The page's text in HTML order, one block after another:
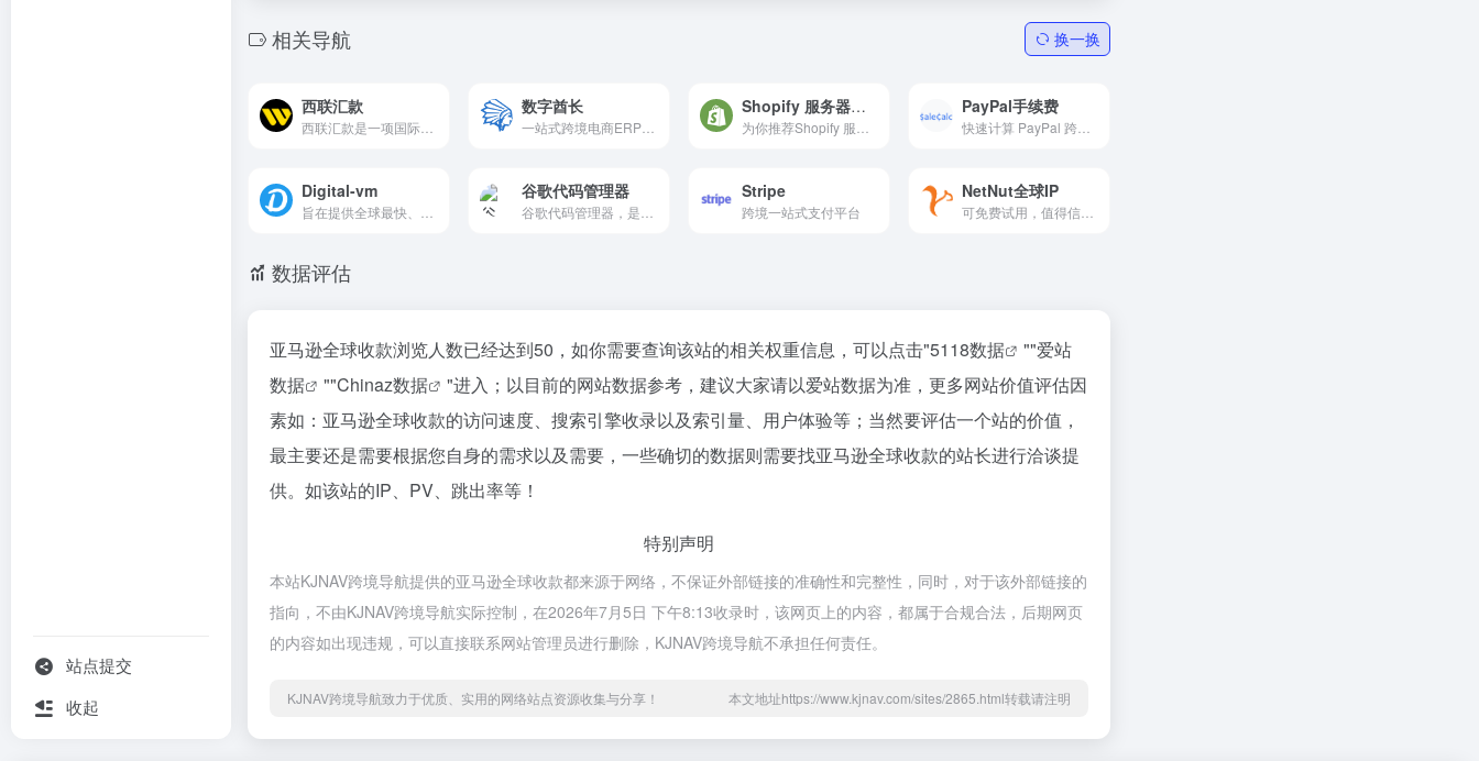
站点提交
收起
相关导航 换一换
西联汇款 数字酋长 Shopify 服务器检测 PayPal手续费
Digital-vm 谷歌代码管理器 Stripe
跨境一站式支付平台
NetNut全球IP
数据评估
亚马逊全球收款浏览人数已经达到50，如你需要查询该站的相关权重信息，可以点击"5118数据 ""爱站
数据
""Chinaz数据
"进入；以目前的网站数据参考，建议大家请以爱站数据为准，更多网站价值评估因
素如：亚马逊全球收款的访问速度、搜索引擎收录以及索引量、用户体验等；当然要评估一个站的价值，
最主要还是需要根据您自身的需求以及需要，一些确切的数据则需要找亚马逊全球收款的站长进行洽谈提
供。如该站的IP、PV、跳出率等！
特别声明
本站KJNAV跨境导航提供的亚马逊全球收款都来源于网络，不保证外部链接的准确性和完整性，同时，对于该外部链接的
指向，不由KJNAV跨境导航实际控制，在2026年7月5日 下午8:13收录时，该网页上的内容，都属于合规合法，后期网页
的内容如出现违规，可以直接联系网站管理员进行删除，KJNAV跨境导航不承担任何责任。
KJNAV跨境导航致力于优质、实用的网络站点资源收集与分享！ 本文地址https://www.kjnav.com/sites/2865.html转载请注明